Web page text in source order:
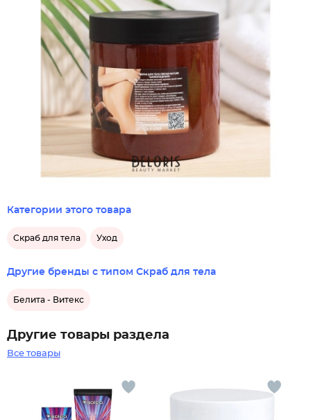
Категории этого товара
Скраб для тела Уход
Другие бренды с типом Скраб для тела
Белита - Витекс
Другие товары раздела
Все товары